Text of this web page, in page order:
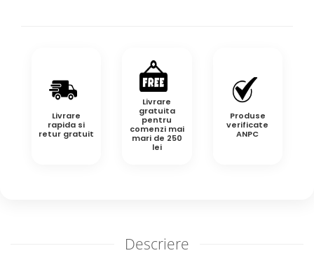
Livrare
rapida si
retur gratuit
Livrare
gratuita
pentru
comenzi mai
mari de 250
lei
Produse
verificate
ANPC
Descriere